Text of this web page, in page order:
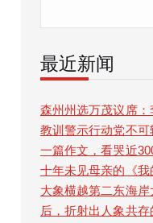
r
c
h
最近新闻
森州州选万茂议席：
教训警示行动党不可
一篇作文，看哭近
十年未见母亲的《
大象横越第二东海
后，折射出人象共存